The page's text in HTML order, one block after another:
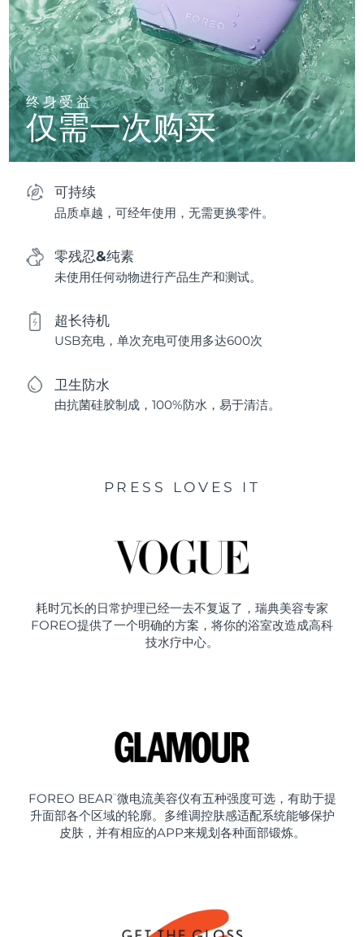
终身受益
仅需一次购买
可持续
品质卓越，可经年使用，无需更换零件。
零残忍&纯素
未使用任何动物进行产品生产和测试。
超长待机
USB充电，单次充电可使用多达600次
卫生防水
由抗菌硅胶制成，100%防水，易于清洁。
PRESS LOVES IT
耗时冗长的日常护理已经一去不复返了，瑞典美容专家
FOREO提供了一个明确的方案，将你的浴室改造成高科
技水疗中心。
FOREO BEAR ™ 微电流美容仪有五种强度可选，有助于提
升面部各个区域的轮廓。多维调控肤感适配系统能够保护
皮肤，并有相应的APP来规划各种面部锻炼。